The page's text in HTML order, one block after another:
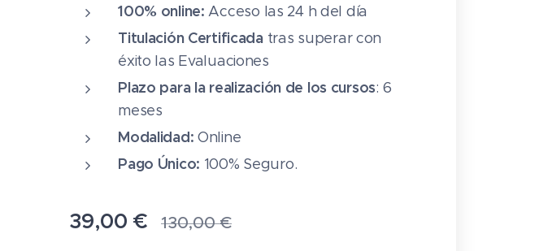
100% online: Acceso las 24 h del día
Titulación Certificada tras superar con
éxito las Evaluaciones
Plazo para la realización de los cursos: 6
meses
Modalidad: Online
Pago Único: 100% Seguro.
39,00 € 130,00€